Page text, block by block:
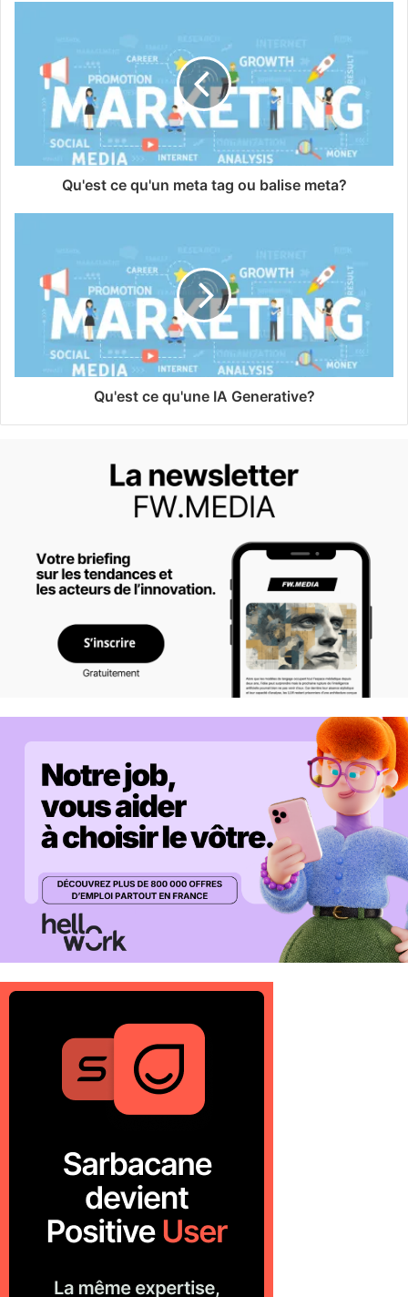
Qu'est ce qu'un meta tag ou balise meta?
Qu'est ce qu'une IA Generative?